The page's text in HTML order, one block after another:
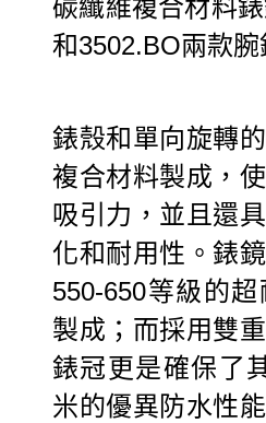
碳纖維複合材料
和3502.BO兩款腕
錶殼和單向旋轉
複合材料製成，
吸引力，並且還
化和耐用性。錶
550-650等級的
製成；而採用雙
錶冠更是確保了
米的優異防水性能